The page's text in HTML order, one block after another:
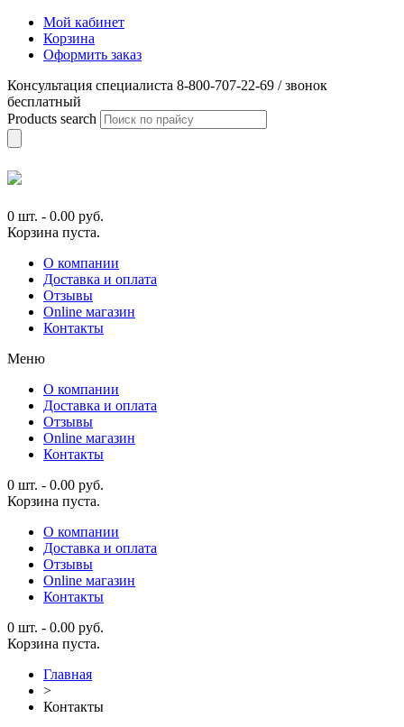
Мой кабинет
Корзина
Оформить заказ
Консультация специалиста 8-800-707-22-69 / звонок
бесплатный
Products search
0 шт. - 0.00 руб.
Корзина пуста.
О компании
Доставка и оплата
Отзывы
Online магазин
Контакты
Меню
О компании
Доставка и оплата
Отзывы
Online магазин
Контакты
0 шт. - 0.00 руб.
Корзина пуста.
О компании
Доставка и оплата
Отзывы
Online магазин
Контакты
0 шт. - 0.00 руб.
Корзина пуста.
Главная
>
Контакты